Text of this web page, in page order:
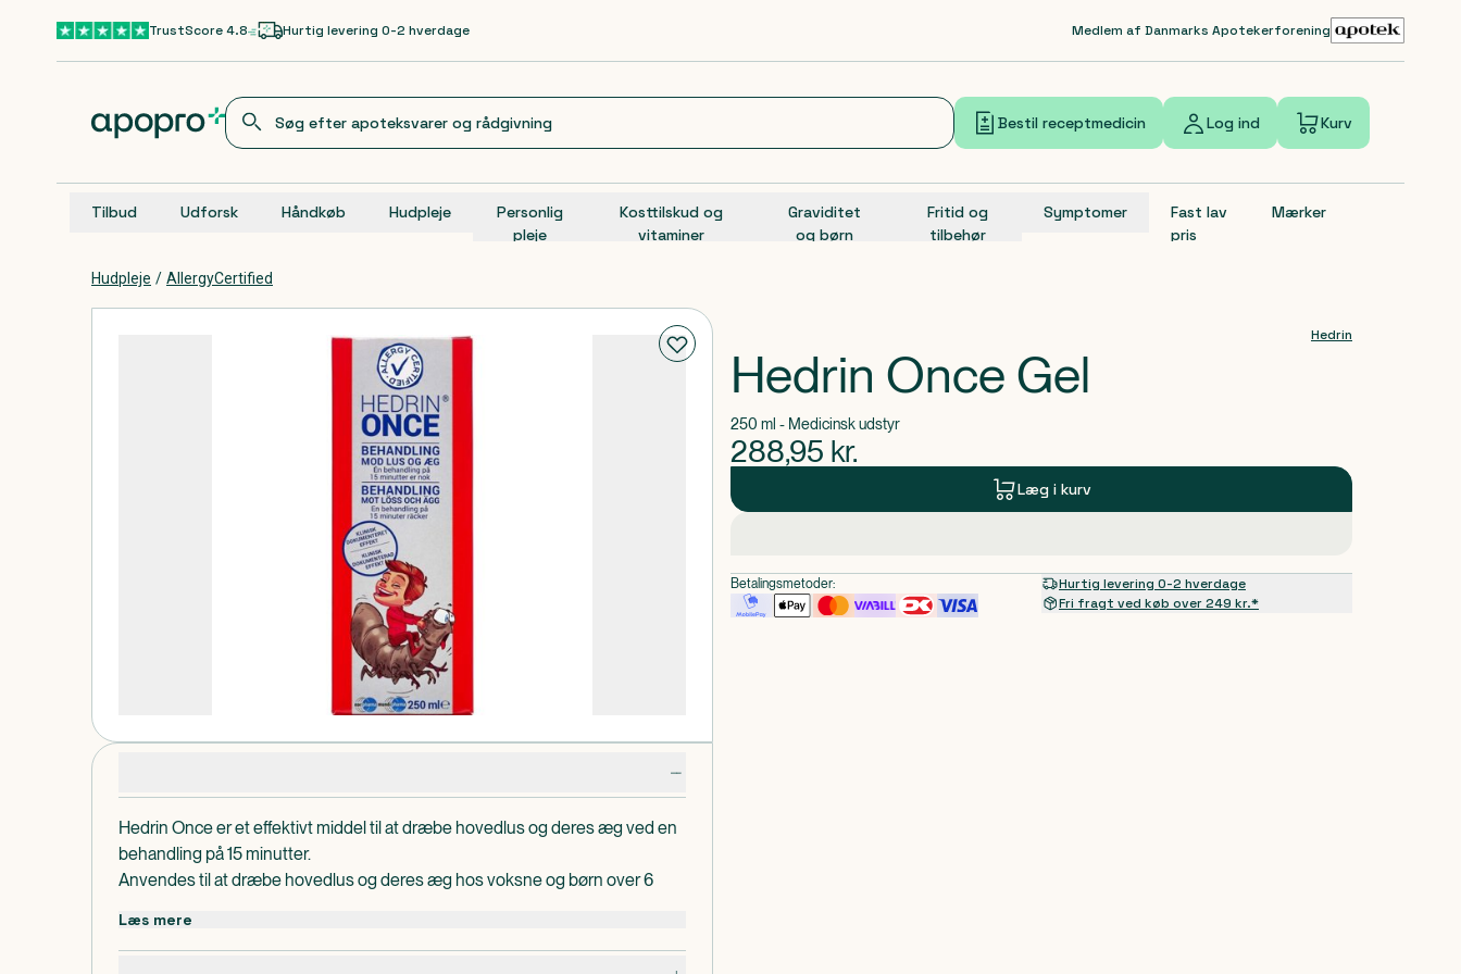
Gå til hovedindholdTrustScore 4.8 Hurtig levering 0-2 hverdage Medlem af Danmarks Apotekerforening
Bestil receptmedicin Log ind Kurv
Tilbud Udforsk Håndkøb Hudpleje
Personlig
pleje
Kosttilskud og
vitaminer
Graviditet
og børn
Fritid og
tilbehør
Symptomer
Fast lav
pris
Mærker
Hudpleje / AllergyCertified
Hedrin Once er et effektivt middel til at dræbe hovedlus og deres æg ved en
behandling på 15 minutter.
Anvendes til at dræbe hovedlus og deres æg hos voksne og børn over 6
Dosis og Anvendelse
Dæk skuldrene med et håndklæde.
Læs mere
Hedrin
Hedrin Once Gel
250 ml - Medicinsk udstyr
288,95 kr.
Læg i kurv
Betalingsmetoder:
Hurtig levering 0-2 hverdage
Fri fragt ved køb over 249 kr.*